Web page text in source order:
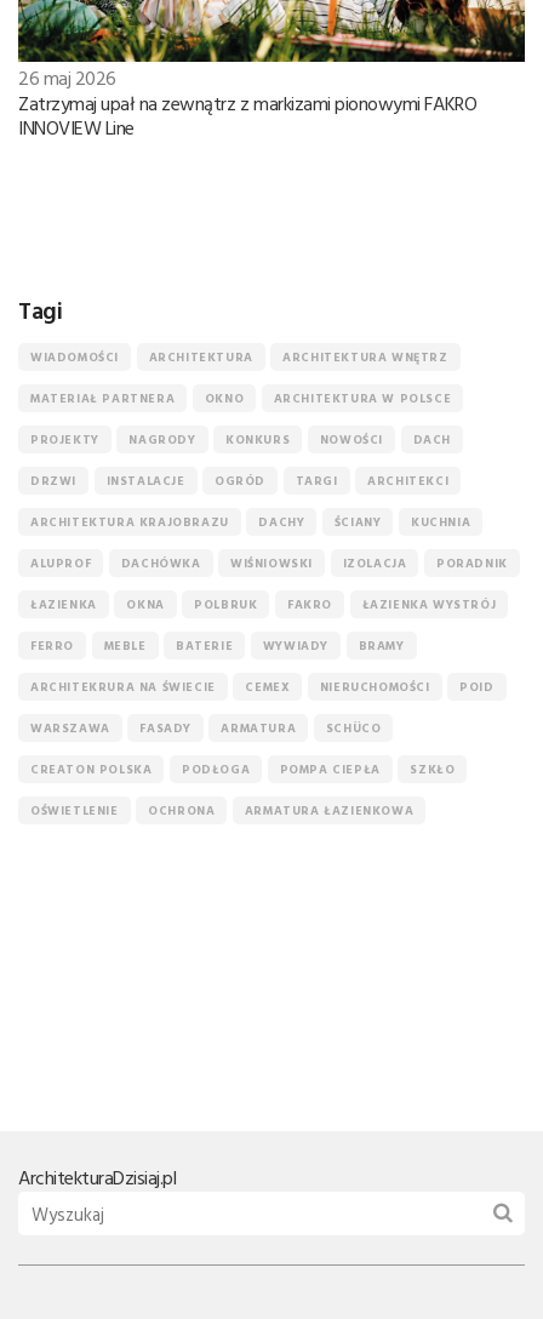
26 maj 2026
Zatrzymaj upał na zewnątrz z markizami pionowymi FAKRO
INNOVIEW Line
Tagi
WIADOMOŚCI ARCHITEKTURA ARCHITEKTURA WNĘTRZ
MATERIAŁ PARTNERA OKNO ARCHITEKTURA W POLSCE
PROJEKTY NAGRODY KONKURS NOWOŚCI DACH
DRZWI INSTALACJE OGRÓD TARGI ARCHITEKCI
ARCHITEKTURA KRAJOBRAZU DACHY ŚCIANY KUCHNIA
ALUPROF DACHÓWKA WIŚNIOWSKI IZOLACJA PORADNIK
ŁAZIENKA OKNA POLBRUK FAKRO ŁAZIENKA WYSTRÓJ
FERRO MEBLE BATERIE WYWIADY BRAMY
ARCHITEKRURA NA ŚWIECIE CEMEX NIERUCHOMOŚCI POID
WARSZAWA FASADY ARMATURA SCHÜCO
CREATON POLSKA PODŁOGA POMPA CIEPŁA SZKŁO
OŚWIETLENIE OCHRONA ARMATURA ŁAZIENKOWA
ArchitekturaDzisiaj.pl